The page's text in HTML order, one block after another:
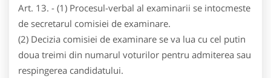
Art. 13. - (1) Procesul-verbal al examinarii se intocmeste
de secretarul comisiei de examinare.
(2) Decizia comisiei de examinare se va lua cu cel putin
doua treimi din numarul voturilor pentru admiterea sau
respingerea candidatului.